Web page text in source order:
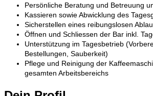
Persönliche Beratung und Betreuung
Kassieren sowie Abwicklung des
Sicherstellen eines reibungslosen
Öffnen und Schliessen der Bar inkl.
Unterstützung im Tagesbetrieb
Bestellungen, Sauberkeit)
Pflege und Reinigung der
gesamten Arbeitsbereichs